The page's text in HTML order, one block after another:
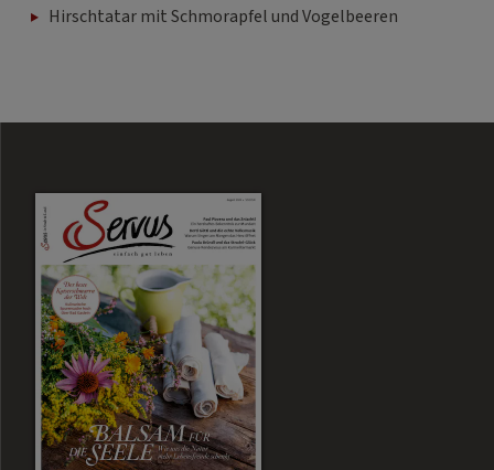
Hirschtatar mit Schmorapfel und Vogelbeeren